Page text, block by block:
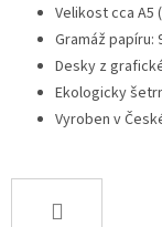
Velikost cca A5
Gramáž papíru:
Desky z
Ekologicky
Vyroben v